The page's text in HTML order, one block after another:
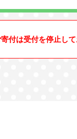
付は受付を停止して